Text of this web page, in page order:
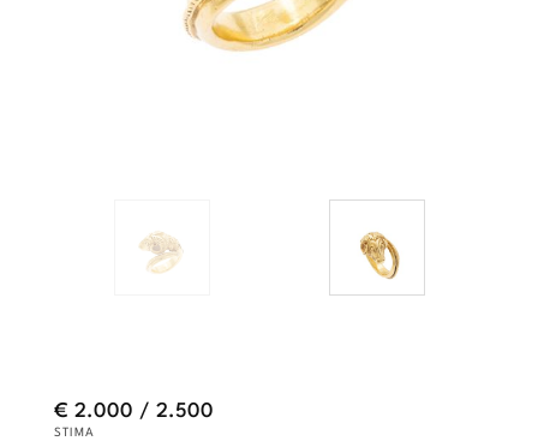
€ 2.000 / 2.500
STIMA